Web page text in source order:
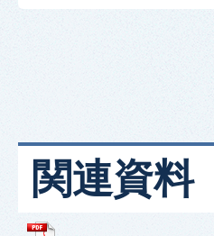
関連資料